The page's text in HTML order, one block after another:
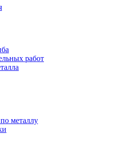
работ
металлу